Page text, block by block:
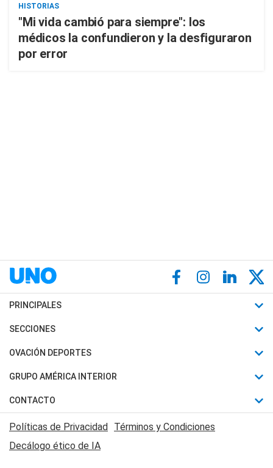
HISTORIAS
"Mi vida cambió para siempre": los
médicos la confundieron y la desfiguraron
por error
PRINCIPALES
Últimas Noticias
Política
Judiciales
Economia
SECCIONES
Horóscopo
Motores
Trucos caseros
Series y Películas
Edictos y Solicitadas
OVACIÓN DEPORTES
Fútbol
Mundial
Automovilismo
Rugby
GRUPO AMÉRICA INTERIOR
Canal 7 en Vivo
CONTACTO
Acerca de Nosotros
Contactanos
Políticas de Privacidad Términos y Condiciones
Decálogo ético de IA